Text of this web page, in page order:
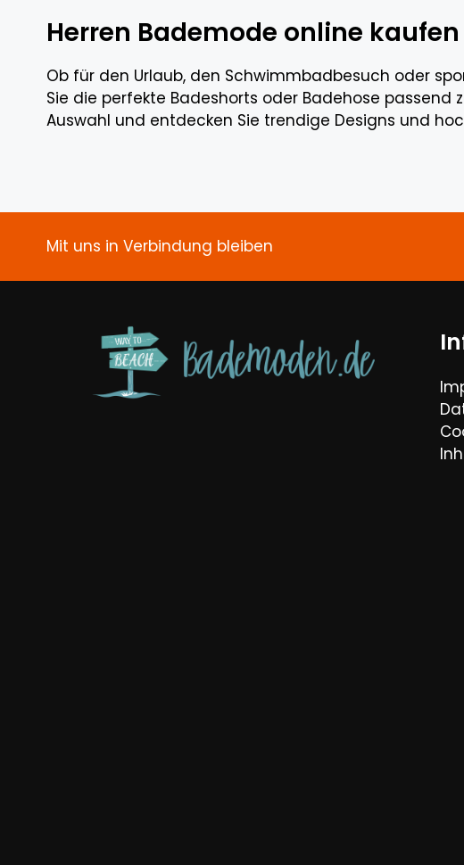
Herren Bademode online
Ob für den Urlaub, den Schwimmbadbesuch oder
Sie die perfekte Badeshorts oder Badehose passend
Auswahl und entdecken Sie trendige Designs und
Mit uns in Verbindung bleiben